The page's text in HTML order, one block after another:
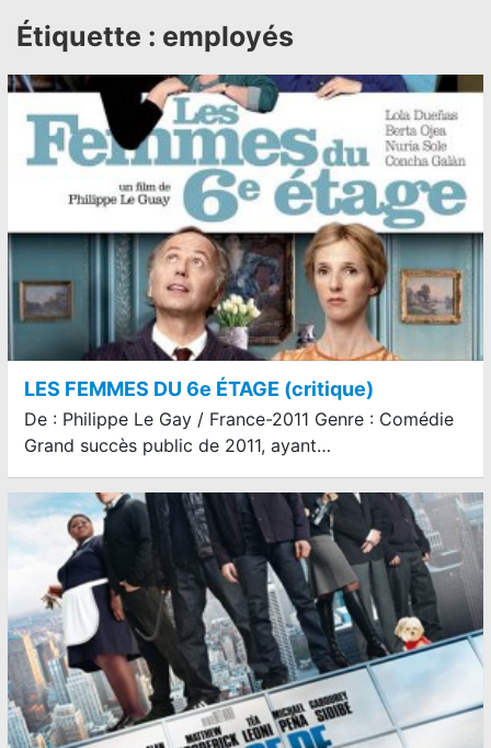
Étiquette : employés
LES FEMMES DU 6e ÉTAGE (critique)
De : Philippe Le Gay / France-2011 Genre : Comédie
Grand succès public de 2011, ayant…